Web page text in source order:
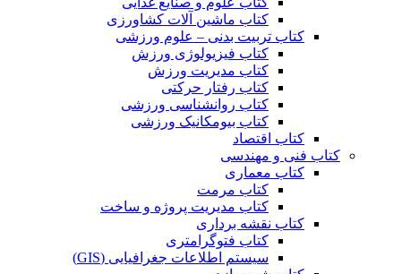
کتاب ماشین آلات کشاورزی
کتاب تربیت بدنی – علوم ورزشی
کتاب فیزیولوژی ورزش
کتاب مدیریت ورزش
کتاب رفتار حرکتی
کتاب روانشناسی ورزشی
کتاب بیومکانیک ورزشی
کتاب اقتصاد
کتاب فنی و مهندسی
کتاب معماری
کتاب مرمت
کتاب مدیریت پروژه و ساخت
کتاب نقشه برداری
کتاب فتوگرامتری
سیستم اطلاعات جغرافیایی (GIS)